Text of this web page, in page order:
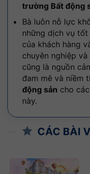
trường Bất động
Bà luôn nỗ lực
những dịch vụ
của khách hàng
chuyên nghiệp
cũng là nguồn
đam mê và niềm
động sản cho
này.
CÁC BÀI